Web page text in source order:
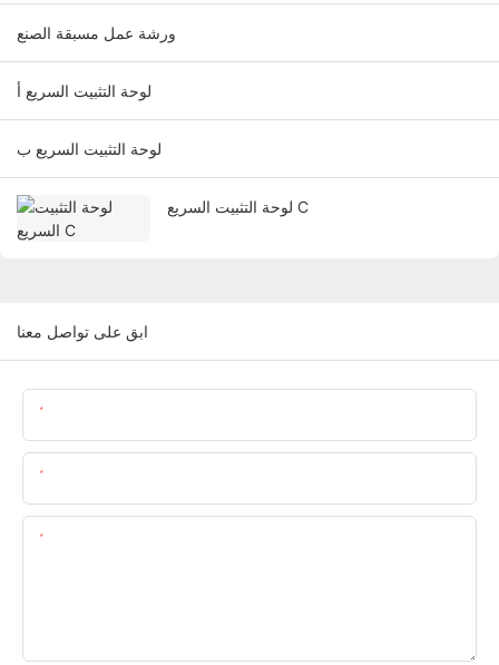
ورشة عمل مسبقة الصنع
لوحة التثبيت السريع أ
لوحة التثبيت السريع ب
لوحة التثبيت السريع C
ابق على تواصل معنا